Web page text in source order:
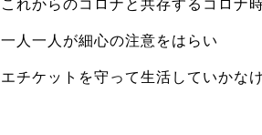
これからのコロナと共存するコロナ
一人一人が細心の注意をはらい
エチケットを守って生活していかな